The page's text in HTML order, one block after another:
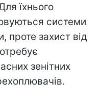
їхнього
системи
проте захист від
зенітних